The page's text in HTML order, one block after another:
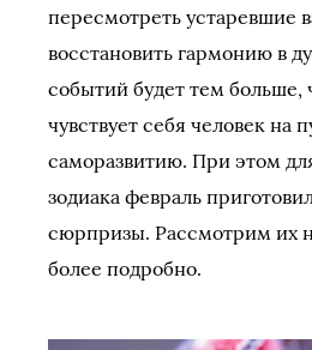
пересмотреть устаревшие
восстановить гармонию в
событий будет тем больше,
чувствует себя человек на
саморазвитию. При этом
зодиака февраль
сюрпризы. Рассмотрим их
более подробно.